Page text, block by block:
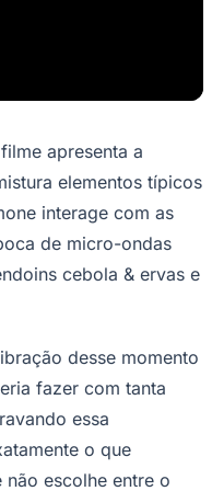
da campanha traz
Mendes,
a música
A produção
filme, basta clicar